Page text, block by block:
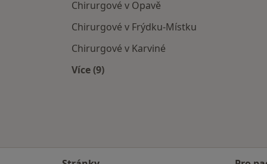
Chirurgové v Opavě
Chirurgové v Frýdku-Místku
Chirurgové v Karviné
Více (9)